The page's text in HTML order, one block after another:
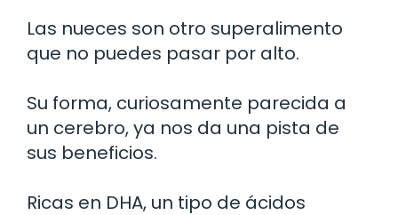
Las nueces son otro superalimento
que no puedes pasar por alto.
Su forma, curiosamente parecida a
un cerebro, ya nos da una pista de
sus beneficios.
Ricas en DHA, un tipo de ácidos